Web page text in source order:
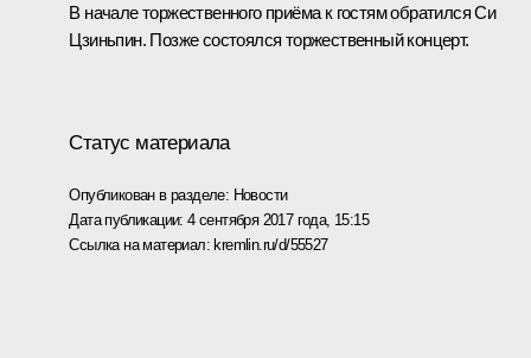
В начале торжественного приёма к гостям обратился Си
Цзиньпин. Позже состоялся торжественный концерт.
Статус материала
Опубликован в разделе: Новости
Дата публикации:4 сентября 2017 года, 15:15
Ссылка на материал: kremlin.ru/d/55527